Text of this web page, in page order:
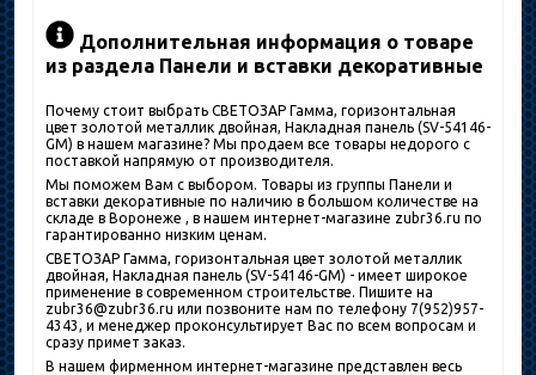
Дополнительная информация о товаре
из раздела Панели и вставки декоративные
Почему стоит выбрать СВЕТОЗАР Гамма, горизонтальная
цвет золотой металлик двойная, Накладная панель (SV-54146-
GM) в нашем магазине? Мы продаем все товары недорого с
поставкой напрямую от производителя.
Мы поможем Вам с выбором. Товары из группы Панели и
вставки декоративные по наличию в большом количестве на
складе в Воронеже , в нашем интернет-магазине zubr36.ru по
гарантированно низким ценам.
СВЕТОЗАР Гамма, горизонтальная цвет золотой металлик
двойная, Накладная панель (SV-54146-GM) - имеет широкое
применение в современном строительстве. Пишите на
zubr36@zubr36.ru или позвоните нам по телефону 7(952)957-
4343, и менеджер проконсультирует Вас по всем вопросам и
сразу примет заказ.
В нашем фирменном интернет-магазине представлен весь